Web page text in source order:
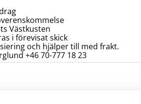
Västkusten
i förevisat skick
och hjälper till med frakt.
+46 70-777 18 23